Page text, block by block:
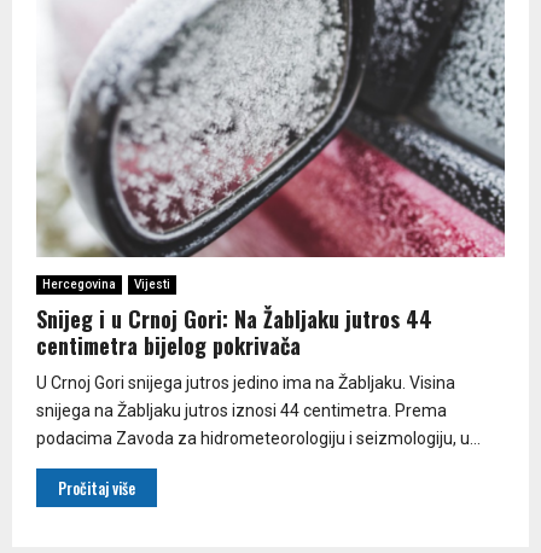
Hercegovina Vijesti
Snijeg i u Crnoj Gori: Na Žabljaku jutros 44
centimetra bijelog pokrivača
U Crnoj Gori snijega jutros jedino ima na Žabljaku. Visina
snijega na Žabljaku jutros iznosi 44 centimetra. Prema
podacima Zavoda za hidrometeorologiju i seizmologiju, u...
Pročitaj više